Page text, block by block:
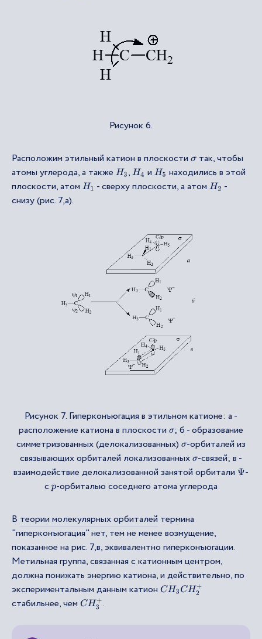
Рисунок 6.
Расположим этильный катион в плоскости σтак, чтобы
атомы углерода, а также H3,H4 и H5 находились в этой
плоскости, атом H1 - сверху плоскости, а атомH2 -
снизу (рис. 7,а).
Рисунок 7. Гиперконъюгация в этильном катионе: а -
расположение катиона в плоскости σ; б - образование
симметризованных (делокализованных) σ-орбиталей из
связывающих орбиталей локализованныхσ-связей; в -
взаимодействие делокализованной занятой орбитали Ψ-
сp-орбиталью соседнего атома углерода
В теории молекулярных орбиталей термина
"гиперконъюгация" нет, тем не менее возмущение,
показанное на рис. 7,в, эквивалентно гиперконъюгации.
Метильная группа, связанная с катионным центром,
должна понижать энергию катиона, и действительно, по
экспериментальным данным катион CH3CH2+
стабильнее, чем CH3+.